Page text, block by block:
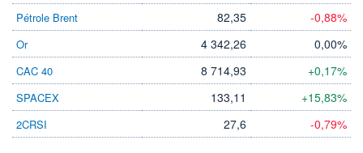
Pétrole Brent
82,35 -0,88%
Or 4 342,26 0,00%
CAC 40 8 714,93 +0,17%
SPACEX 133,11 +15,83%
2CRSI 27,6 -0,79%